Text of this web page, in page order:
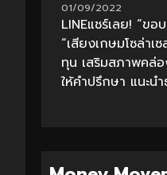
01/09/2022
LINEแชร์เลย! “ข
“เสียงเกษมโซล่าเ
ทุน เสริมสภาพคล่
ให้คำปรึกษา แนะนำ